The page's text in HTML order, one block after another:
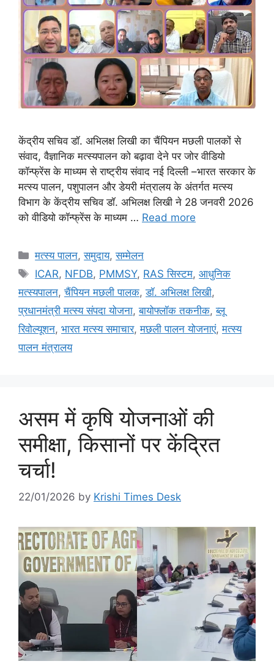
केंद्रीय सचिव डॉ. अभिलक्ष लिखी का चैंपियन मछली पालकों से
संवाद, वैज्ञानिक मत्स्यपालन को बढ़ावा देने पर जोर वीडियो
कॉन्फ्रेंस के माध्यम से राष्ट्रीय संवाद नई दिल्ली –भारत सरकार के
मत्स्य पालन, पशुपालन और डेयरी मंत्रालय के अंतर्गत मत्स्य
विभाग के केंद्रीय सचिव डॉ. अभिलक्ष लिखी ने 28 जनवरी 2026
को वीडियो कॉन्फ्रेंस के माध्यम … Read more
मत्स्य पालन,समुदाय,सम्मेलन
ICAR, NFDB, PMMSY, RAS सिस्टम,आधुनिक
मत्स्यपालन,चैंपियन मछली पालक,डॉ. अभिलक्ष लिखी,
प्रधानमंत्री मत्स्य संपदा योजना,बायोफ्लॉक तकनीक,ब्लू
रिवोल्यूशन, भारत मत्स्य समाचार,मछली पालन योजनाएं,मत्स्य
पालन मंत्रालय
असम में कृषि योजनाओं की
समीक्षा, किसानों पर केंद्रित
चर्चा!
22/01/2026 by Krishi Times Desk